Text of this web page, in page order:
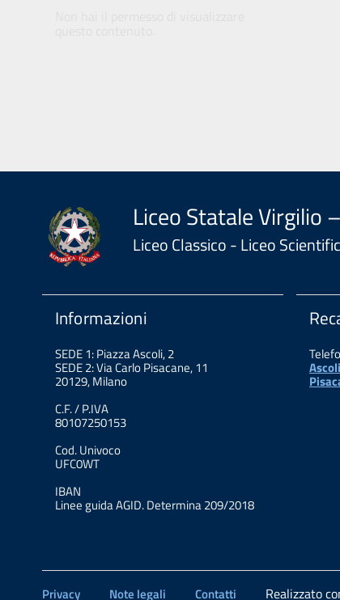
Liceo Statale Virgilio
Liceo Classico - Liceo
Informazioni
SEDE 1: Piazza Ascoli, 2
SEDE 2: Via Carlo Pisacane, 11
20129, Milano
C.F. / P.IVA
80107250153
Cod. Univoco
UFC0WT
IBAN
Linee guida AGID. Determina 209/2018
Privacy Note legali Contatti Realizzato